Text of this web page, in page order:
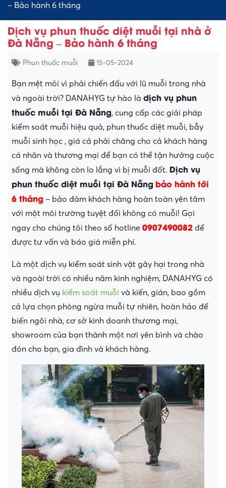
– Bảo hành 6 tháng
Dịch vụ phun thuốc diệt muỗi tại nhà ở
Đà Nẵng – Bảo hành 6 tháng
Phun thuốc muỗi 15-05-2024
Bạn mệt mỏi vì phải chiến đấu với lũ muỗi trong nhà
và ngoài trời? DANAHYG tự hào là dịch vụ phun
thuốc muỗi tại Đà Nẵng, cung cấp các giải pháp
kiểm soát muỗi hiệu quả, phun thuốc diệt muỗi, bẫy
muỗi sinh học , giá cả phải chăng cho cả khách hàng
cá nhân và thương mại để bạn có thể tận hưởng cuộc
sống mà không còn lo lắng vì bị muỗi đốt. Dịch vụ
phun thuốc diệt muỗi tại Đà Nẵng bảo hành tới
6 tháng – bảo đảm khách hàng hoàn toàn yên tâm
với một môi trường tuyệt đối không có muỗi! Gọi
ngay cho chúng tôi theo số hotline 0907490082 để
được tư vấn và báo giá miễn phí.
Là một dịch vụ kiểm soát sinh vật gây hại trong nhà
và ngoài trời có nhiều năm kinh nghiệm, DANAHYG có
nhiều dịch vụ kiểm soát muỗi và kiến, gián, bao gồm
cả lựa chọn phòng ngừa muỗi tự nhiên, hoàn hảo để
biến ngôi nhà, cơ sở kinh doanh thương mại,
showroom của bạn thành một nơi yên bình và chào
đón cho bạn, gia đình và khách hàng.